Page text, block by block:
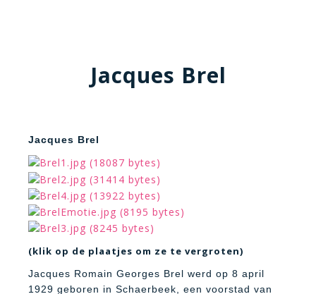
Jacques Brel
Jacques Brel
(klik op de plaatjes om ze te vergroten)
Jacques Romain Georges Brel werd op 8 april
1929 geboren in Schaerbeek, een voorstad van